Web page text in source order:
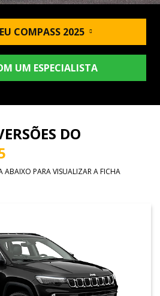
COMPASS 2025
UM ESPECIALISTA
DO
ABAIXO PARA VISUALIZAR A FICHA